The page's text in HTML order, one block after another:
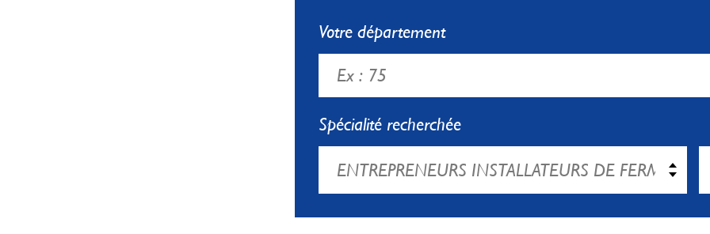
Votre département
Spécialité recherchée